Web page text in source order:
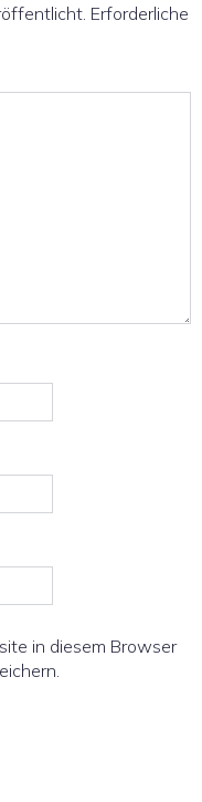
Erforderliche
in diesem Browser